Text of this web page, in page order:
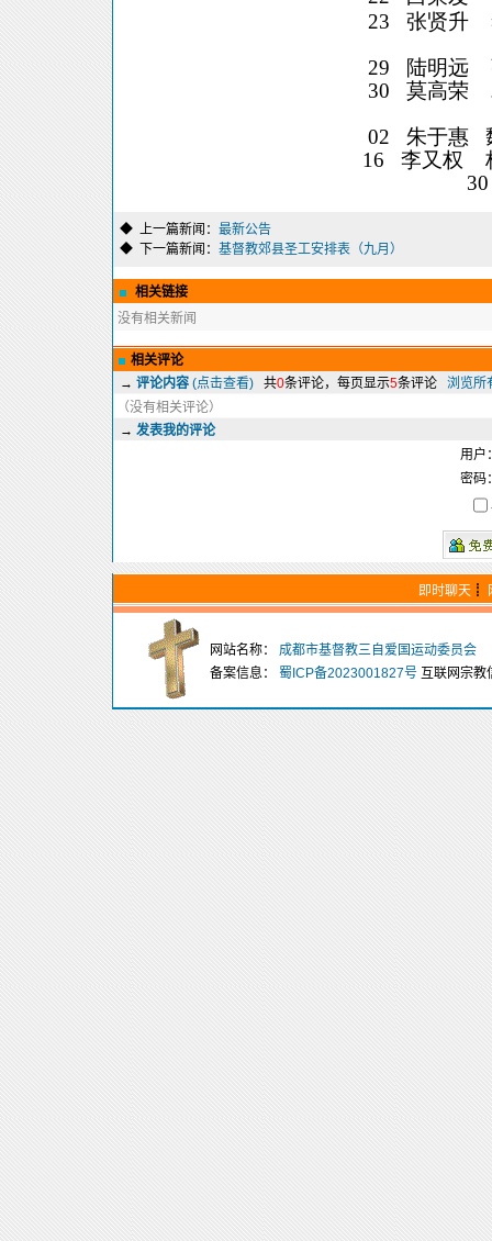
23
张贤升
29
陆明远
30
莫高荣
02
朱于惠
16
李又权
30
◆ 上一篇新闻： 最新公告
◆ 下一篇新闻： 基督教郊县圣工安排表（九月）
相关链接
没有相关新闻
相关评论
→ 评论内容(点击查看)共0条评论，每页显示5条评论 浏览所
（没有相关评论）
→ 发表我的评论
用户
密码
即时聊天┋
网站名称： 成都市基督教三自爱国运动委员会
备案信息： 蜀ICP备2023001827号互联网宗教